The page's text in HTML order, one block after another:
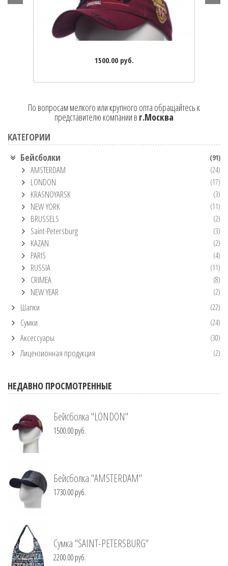
1500.00 руб.
По вопросам мелкого или крупного опта обращайтесь к
представителю компании в г.Москва
КАТЕГОРИИ
Бейсболки (91)
AMSTERDAM (24)
LONDON (17)
KRASNOYARSK (3)
NEW YORK (11)
BRUSSELS (2)
Saint-Petersburg (3)
KAZAN (2)
PARIS (4)
RUSSIA (11)
CRIMEA (8)
NEW YEAR (2)
Шапки (22)
Сумки (24)
Аксессуары (30)
Лицензионная продукция (2)
НЕДАВНО ПРОСМОТРЕННЫЕ
Бейсболка "LONDON"
1500.00 руб.
Бейсболка "AMSTERDAM"
1730.00 руб.
Сумка "SAINT-PETERSBURG"
2200.00 руб.